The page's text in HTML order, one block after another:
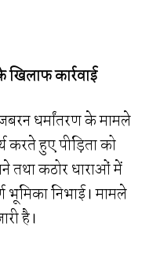
खिलाफ कार्रवाई
धर्मांतरण के मामले
करते हुए पीड़िता को
तथा कठोर धाराओं में
निभाई। मामले
है।